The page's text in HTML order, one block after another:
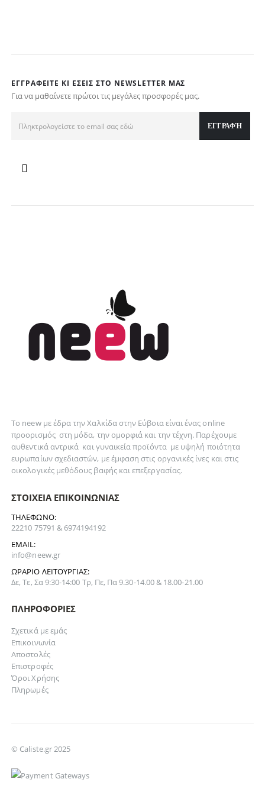
ΕΓΓΡΑΦΕΊΤΕ ΚΙ ΕΣΕΊΣ ΣΤΟ NEWSLETTER ΜΑΣ
Για να μαθαίνετε πρώτοι τις μεγάλες προσφορές μας.
Το neew με έδρα την Xαλκίδα στην Εύβοια είναι ένας online
προορισμός στη μόδα, τηνομορφιά και τηντέχνη. Παρέχουμε
αυθεντικάαντρικά καιγυναικείαπροϊόντα με υψηλή ποιότητα
ευρωπαίων σχεδιαστών, με έμφαση στις οργανικές ίνες και στις
οικολογικές μεθόδους βαφής και επεξεργασίας.
ΣΤΟΙΧΕΊΑ ΕΠΙΚΟΙΝΩΝΊΑΣ
ΤΗΛΈΦΩΝΟ:
22210 75791 & 6974194192
EMAIL:
info@neew.gr
ΩΡΆΡΙΟ ΛΕΙΤΟΥΡΓΊΑΣ:
Δε, Τε, Σα 9:30-14:00 Τρ, Πε, Πα 9.30-14.00 & 18.00-21.00
ΠΛΗΡΟΦΟΡΊΕΣ
Σχετικά με εμάς
Επικοινωνία
Αποστολές
Επιστροφές
Όροι Χρήσης
Πληρωμές
© Caliste.gr 2025